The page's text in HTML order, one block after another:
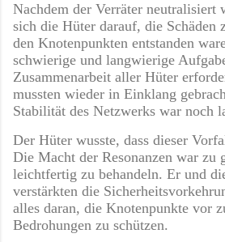
Nachdem der Verräter neutralisiert
sich die Hüter darauf, die Schäden
den Knotenpunkten entstanden
schwierige und langwierige
Zusammenarbeit aller Hüter
mussten wieder in Einklang
Stabilität des Netzwerks war noch
Der Hüter wusste, dass dieser
Die Macht der Resonanzen war zu
leichtfertig zu behandeln. Er und
verstärkten die
alles daran, die Knotenpunkte vor
Bedrohungen zu schützen.